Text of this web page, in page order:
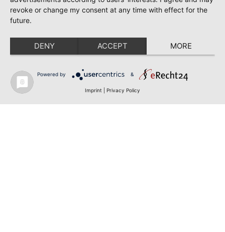
revoke or change my consent at any time with effect for the
future.
DENY ACCEPT MORE
Powered by &
Imprint Privacy Policy